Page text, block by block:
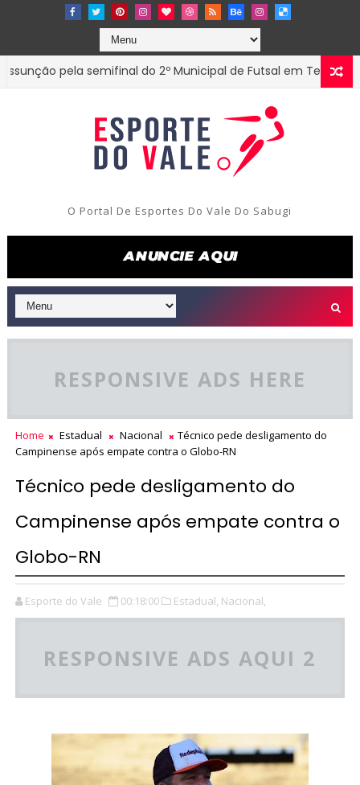
pela semifinal do 2º Municipal de Futsal em Tenório-PB
O Portal De Esportes Do Vale Do Sabugi
RESPONSIVE ADS HERE
Home Estadual Nacional
Técnico pede desligamento do
Campinense após empate contra o Globo-RN
Técnico pede desligamento do
Campinense após empate contra o
Globo-RN
Esporte do Vale 00:18:00 Estadual, Nacional,
RESPONSIVE ADS AQUI 2